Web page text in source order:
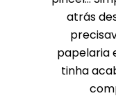
atrás
papelaria
tinha